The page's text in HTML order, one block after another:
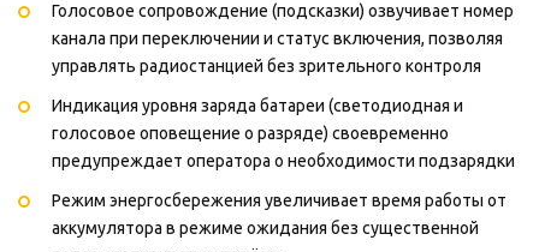
Голосовое сопровождение (подсказки) озвучивает номер
канала при переключении и статус включения, позволяя
управлять радиостанцией без зрительного контроля
Индикация уровня заряда батареи (светодиодная и
голосовое оповещение о разряде) своевременно
предупреждает оператора о необходимости подзарядки
Режим энергосбережения увеличивает время работы от
аккумулятора в режиме ожидания без существенной